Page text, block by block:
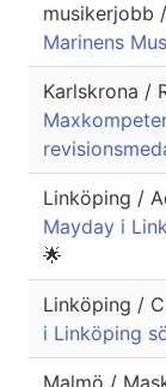
musikerjobb /
Marinens
Karlskrona /
Linköping /
Mayday i
🌟
Linköping /
i Linköping